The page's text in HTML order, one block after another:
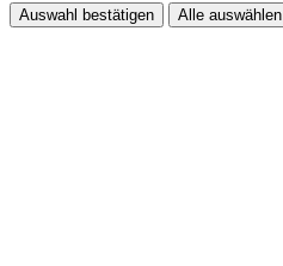
Auswahl bestätigen Alle auswählen